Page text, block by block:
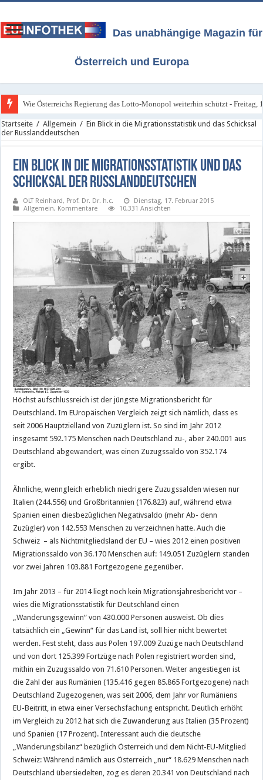
Das unabhängige Magazin für
Österreich und Europa
Wie Österreichs Regierung das Lotto-Monopol weiterhin schützt - Freitag,
Startseite / Allgemein / Ein Blick in die Migrationsstatistik und das Schicksal
der Russlanddeutschen
Ein Blick in die Migrationsstatistik und das
Schicksal der Russlanddeutschen
OLT Reinhard, Prof. Dr. Dr. h.c.
Dienstag, 17. Februar 2015
Allgemein, Kommentare 10,331 Ansichten
Höchst aufschlussreich ist der jüngste Migrationsbericht für
Deutschland. Im EUropäischen Vergleich zeigt sich nämlich, dass es
seit 2006 Hauptzielland von Zuzüglern ist. So sind im Jahr 2012
insgesamt 592.175 Menschen nach Deutschland zu-, aber 240.001 aus
Deutschland abgewandert, was einen Zuzugssaldo von 352.174
ergibt.
Ähnliche, wenngleich erheblich niedrigere Zuzugssalden wiesen nur
Italien (244.556) und Großbritannien (176.823) auf, während etwa
Spanien einen diesbezüglichen Negativsaldo (mehr Ab- denn
Zuzügler) von 142.553 Menschen zu verzeichnen hatte. Auch die
Schweiz – als Nichtmitgliedsland der EU – wies 2012 einen positiven
Migrationssaldo von 36.170 Menschen auf: 149.051 Zuzüglern standen
vor zwei Jahren 103.881 Fortgezogene gegenüber.
Im Jahr 2013 – für 2014 liegt noch kein Migrationsjahresbericht vor –
wies die Migrationsstatistik für Deutschland einen
„Wanderungsgewinn“ von 430.000 Personen ausweist. Ob dies
tatsächlich ein „Gewinn“ für das Land ist, soll hier nicht bewertet
werden. Fest steht, dass aus Polen 197.009 Zuzüge nach Deutschland
und von dort 125.399 Fortzüge nach Polen registriert worden sind,
mithin ein Zuzugssaldo von 71.610 Personen. Weiter angestiegen ist
die Zahl der aus Rumänien (135.416 gegen 85.865 Fortgezogene) nach
Deutschland Zugezogenen, was seit 2006, dem Jahr vor Rumäniens
EU-Beitritt, in etwa einer Versechsfachung entspricht. Deutlich erhöht
im Vergleich zu 2012 hat sich die Zuwanderung aus Italien (35 Prozent)
und Spanien (17 Prozent). Interessant auch die deutsche
„Wanderungsbilanz“ bezüglich Österreich und dem Nicht-EU-Mitglied
Schweiz: Während nämlich aus Österreich „nur“ 18.629 Menschen nach
Deutschland übersiedelten, zog es deren 20.341 von Deutschland nach